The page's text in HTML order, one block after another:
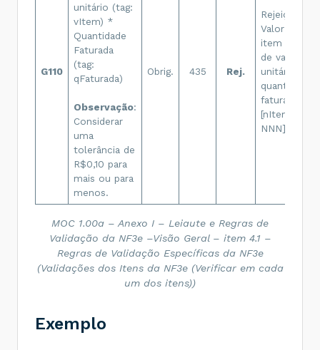
G110
unitário (tag:
vItem) *
Quantidade
Faturada
(tag:
qFaturada)
Observação:
Considerar
uma
tolerância de
R$0,10 para
mais ou para
menos.
Obrig. 435 Rej.
Rejeição:
Valor do
item difere
de valor
unitário x
quantidade
faturada
[nItem:
NNN]
MOC 1.00a – Anexo I – Leiaute e Regras de
Validação da NF3e –Visão Geral – item 4.1 –
Regras de Validação Específicas da NF3e
(Validações dos Itens da NF3e (Verificar em cada
um dos itens))
Exemplo